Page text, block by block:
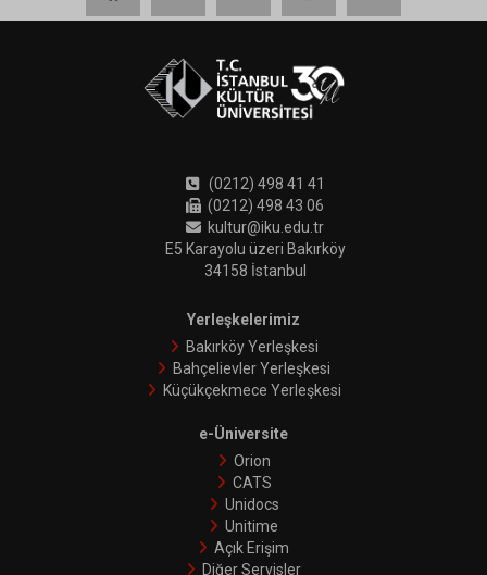
(0212) 498 41 41
(0212) 498 43 06
kultur@iku.edu.tr
E5 Karayolu üzeri Bakırköy
34158 İstanbul
Yerleşkelerimiz
Bakırköy Yerleşkesi
Bahçelievler Yerleşkesi
Küçükçekmece Yerleşkesi
e-Üniversite
Orion
CATS
Unidocs
Unitime
Açık Erişim
Diğer Servisler